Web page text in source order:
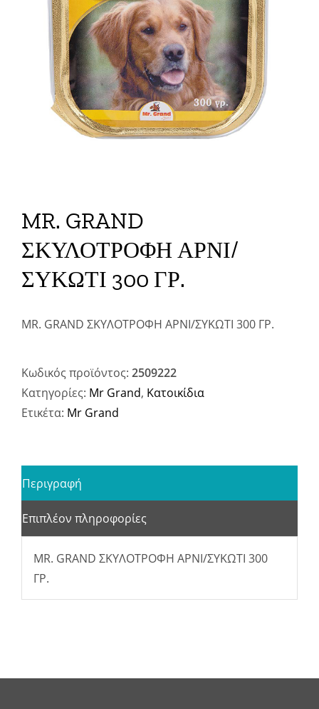
MR. GRAND
ΣΚΥΛΟΤΡΟΦΗ ΑΡΝΙ/
ΣΥΚΩΤΙ 300 ΓΡ.
MR. GRAND ΣΚΥΛΟΤΡΟΦΗ ΑΡΝΙ/ΣΥΚΩΤΙ 300 ΓΡ.
Κωδικός προϊόντος: 2509222
Κατηγορίες: Mr Grand, Κατοικίδια
Ετικέτα: Mr Grand
Περιγραφή
Επιπλέον πληροφορίες
MR. GRAND ΣΚΥΛΟΤΡΟΦΗ ΑΡΝΙ/ΣΥΚΩΤΙ 300
ΓΡ.